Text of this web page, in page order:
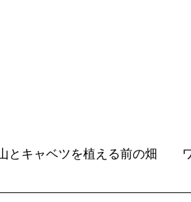
とキャベツを植える前の畑　　